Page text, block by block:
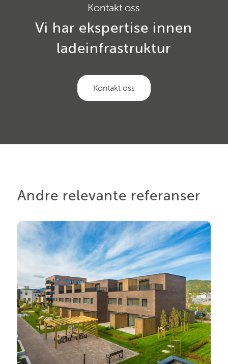
Kontakt oss
Vi har ekspertise innen
ladeinfrastruktur
Kontakt oss
Andre relevante referanser